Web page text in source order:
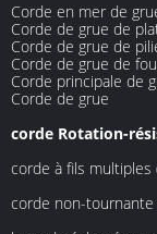
Corde en mer de
Corde de grue de
Corde de grue de
Corde de grue de
Corde principale de
Corde de grue
corde Rotation-
corde à fils multiples
corde non-tournante